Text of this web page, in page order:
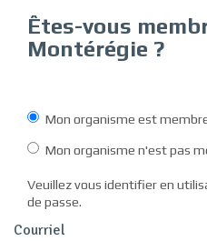
Êtes-vous
Montérégie ?
Mon organisme est
Mon organisme n'est pas
Veuillez vous identifier en
de passe.
Courriel